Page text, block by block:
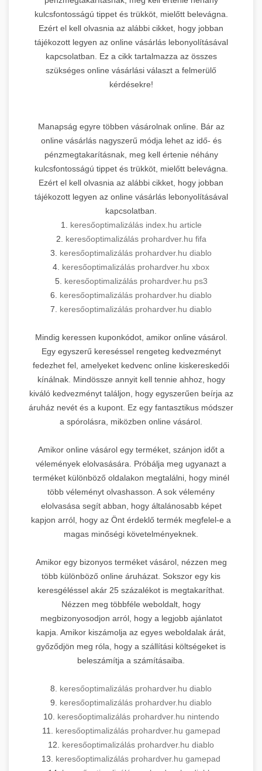
kulcsfontosságú tippet és trükköt, mielőtt belevágna.
Ezért el kell olvasnia az alábbi cikket, hogy jobban
tájékozott legyen az online vásárlás lebonyolításával
kapcsolatban. Ez a cikk tartalmazza az összes
szükséges online vásárlási választ a felmerülő
kérdésekre!
Manapság egyre többen vásárolnak online. Bár az
online vásárlás nagyszerű módja lehet az idő- és
pénzmegtakarításnak, meg kell értenie néhány
kulcsfontosságú tippet és trükköt, mielőtt belevágna.
Ezért el kell olvasnia az alábbi cikket, hogy jobban
tájékozott legyen az online vásárlás lebonyolításával
kapcsolatban.
1. keresőoptimalizálás index.hu article
2. keresőoptimalizálás prohardver.hu fifa
3. keresőoptimalizálás prohardver.hu diablo
4. keresőoptimalizálás prohardver.hu xbox
5. keresőoptimalizálás prohardver.hu ps3
6. keresőoptimalizálás prohardver.hu diablo
7. keresőoptimalizálás prohardver.hu diablo
Mindig keressen kuponkódot, amikor online vásárol.
Egy egyszerű kereséssel rengeteg kedvezményt
fedezhet fel, amelyeket kedvenc online kiskereskedői
kínálnak. Mindössze annyit kell tennie ahhoz, hogy
kiváló kedvezményt találjon, hogy egyszerűen beírja az
áruház nevét és a kupont. Ez egy fantasztikus módszer
a spórolásra, miközben online vásárol.
Amikor online vásárol egy terméket, szánjon időt a
vélemények elolvasására. Próbálja meg ugyanazt a
terméket különböző oldalakon megtalálni, hogy minél
több véleményt olvashasson. A sok vélemény
elolvasása segít abban, hogy általánosabb képet
kapjon arról, hogy az Önt érdeklő termék megfelel-e a
magas minőségi követelményeknek.
Amikor egy bizonyos terméket vásárol, nézzen meg
több különböző online áruházat. Sokszor egy kis
keresgéléssel akár 25 százalékot is megtakaríthat.
Nézzen meg többféle weboldalt, hogy
megbizonyosodjon arról, hogy a legjobb ajánlatot
kapja. Amikor kiszámolja az egyes weboldalak árát,
győződjön meg róla, hogy a szállítási költségeket is
beleszámítja a számításaiba.
8. keresőoptimalizálás prohardver.hu diablo
9. keresőoptimalizálás prohardver.hu diablo
10. keresőoptimalizálás prohardver.hu nintendo
11. keresőoptimalizálás prohardver.hu gamepad
12. keresőoptimalizálás prohardver.hu diablo
13. keresőoptimalizálás prohardver.hu gamepad